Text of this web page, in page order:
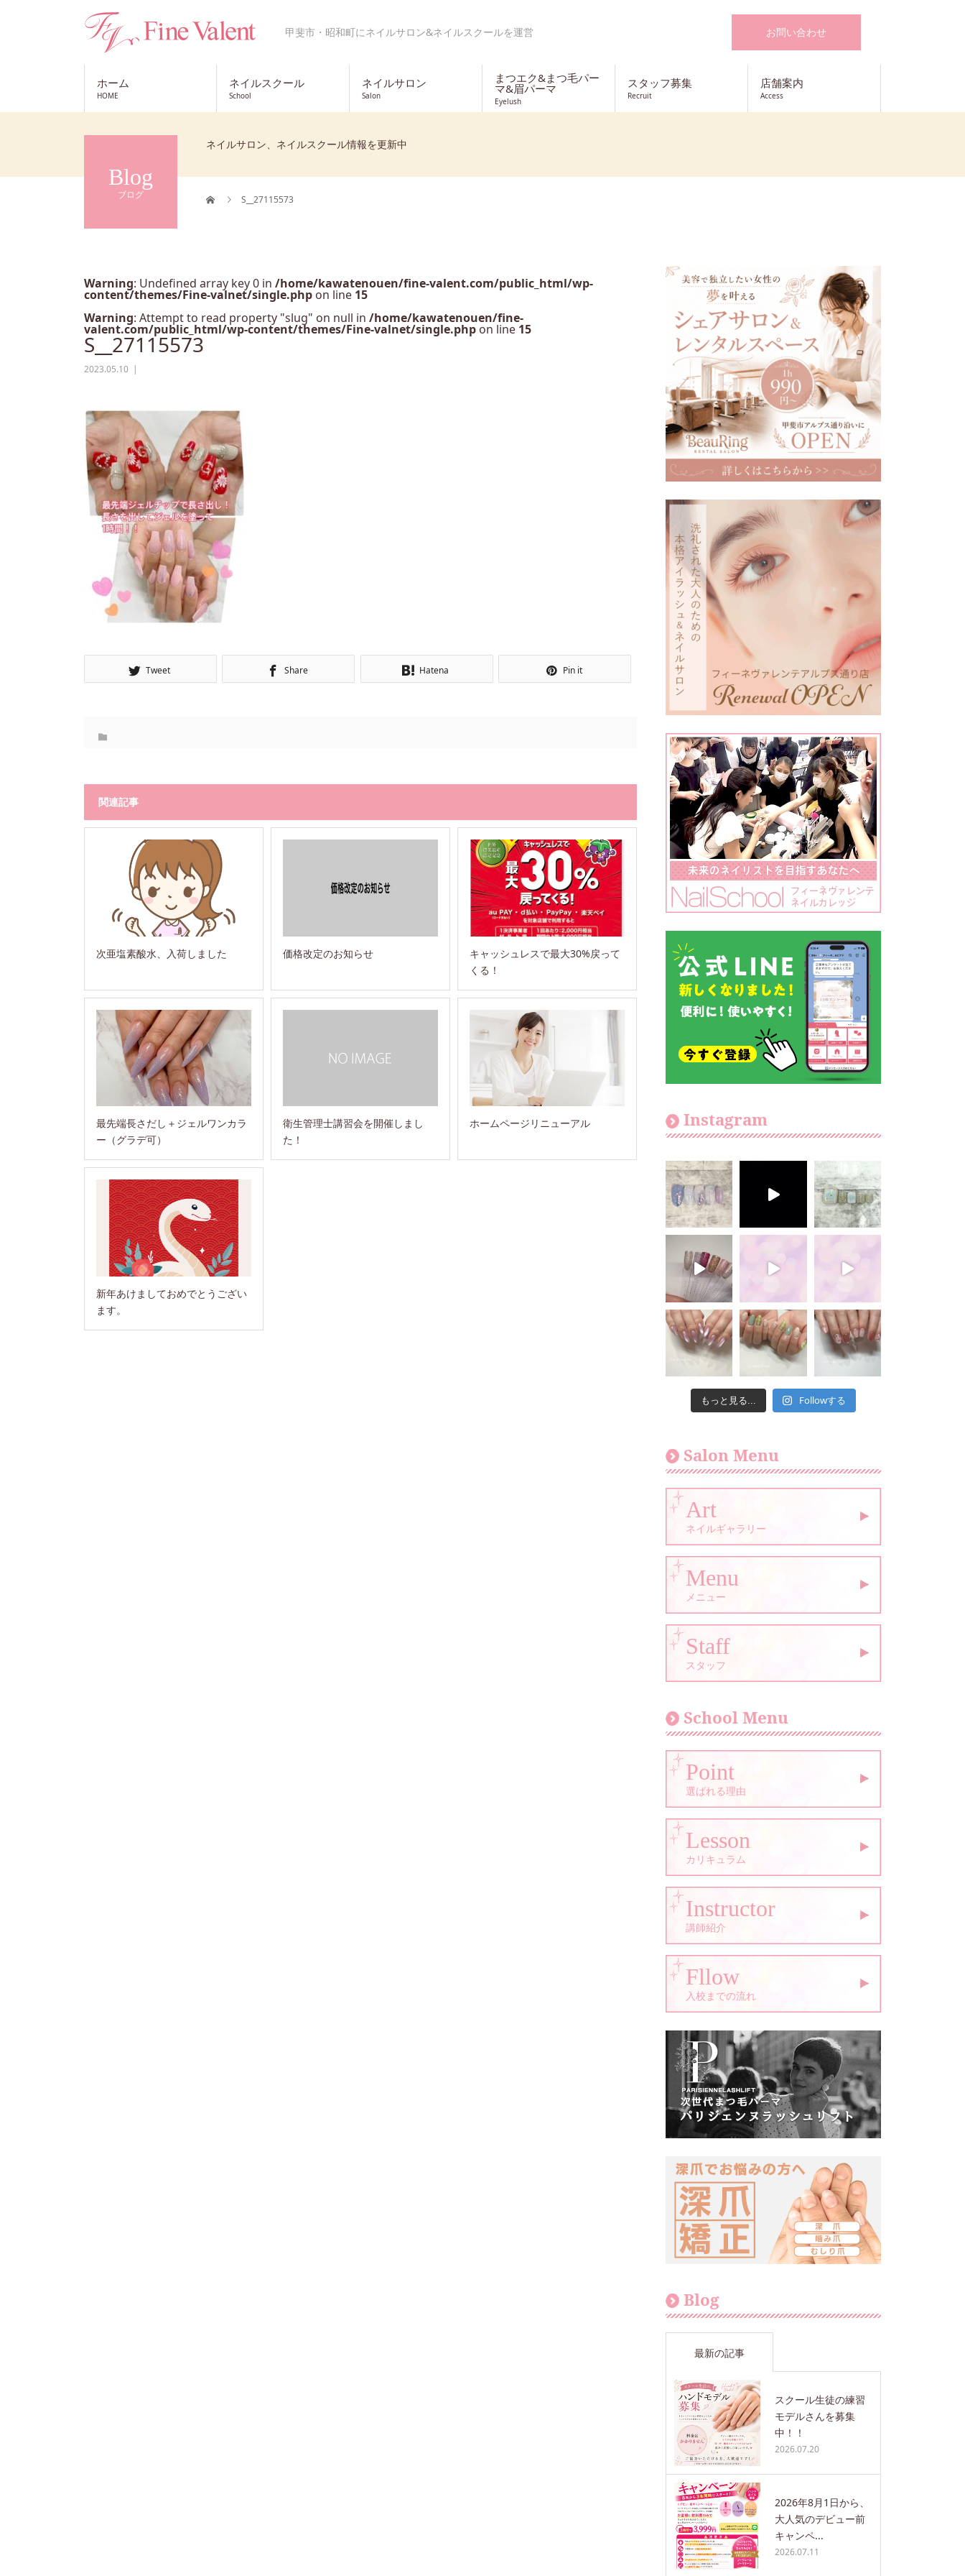
甲斐市・昭和町にネイルサロン&ネイルスクールを運営 お問い合わせ
ホーム
HOME
ネイルスクール
School
ネイルサロン
Salon
まつエク&まつ毛パー
マ&眉パーマ
Eyelush
スタッフ募集
Recruit
店舗案内
Access
Blog
ブログ
ネイルサロン、ネイルスクール情報を更新中
S__27115573
Warning: Undefined array key 0 in /home/kawatenouen/fine-valent.com/public_html/wp-
content/themes/Fine-valnet/single.php on line 15
Warning: Attempt to read property "slug" on null in /home/kawatenouen/fine-
valent.com/public_html/wp-content/themes/Fine-valnet/single.php on line 15
S__27115573
2023.05.10
Tweet Share Hatena Pin it
関連記事
次亜塩素酸水、入荷しました 価格改定のお知らせ
キャッシュレスで最大30%戻って
くる！
最先端長さだし＋ジェルワンカラ
ー（グラデ可）
衛生管理士講習会を開催しまし
た！
ホームページリニューアル
新年あけましておめでとうござい
ます。
Instagram
もっと見る... Followする
Salon Menu
Art
ネイルギャラリー
Menu
メニュー
Staff
スタッフ
School Menu
Point
選ばれる理由
Lesson
カリキュラム
Instructor
講師紹介
Fllow
入校までの流れ
Blog
最新の記事
スクール生徒の練習
モデルさんを募集
中！！
2026.07.20
2026年8月1日から、
大人気のデビュー前
キャンペ...
2026.07.11